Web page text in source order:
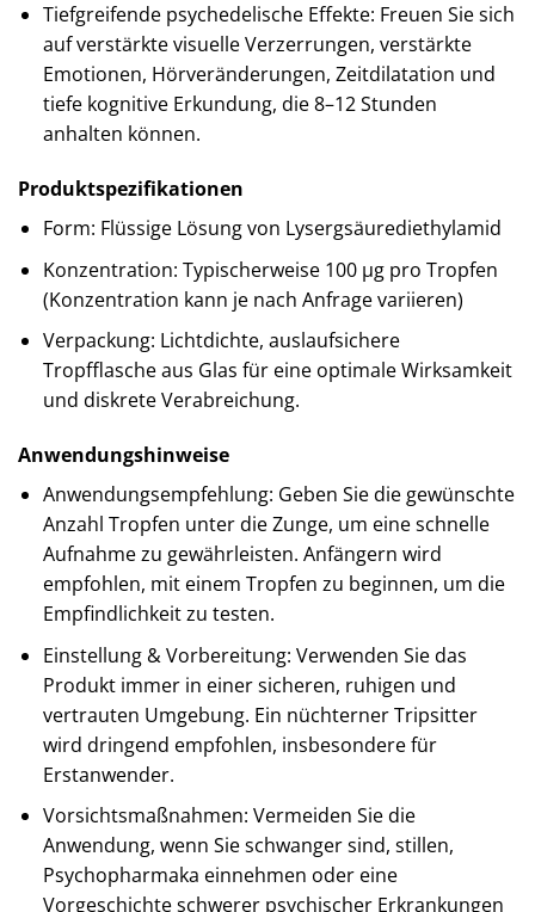
Tiefgreifende psychedelische Effekte: Freuen Sie sich
auf verstärkte visuelle Verzerrungen, verstärkte
Emotionen, Hörveränderungen, Zeitdilatation und
tiefe kognitive Erkundung, die 8–12 Stunden
anhalten können.
Produktspezifikationen
Form: Flüssige Lösung von Lysergsäurediethylamid
Konzentration: Typischerweise 100 µg pro Tropfen
(Konzentration kann je nach Anfrage variieren)
Verpackung: Lichtdichte, auslaufsichere
Tropfflasche aus Glas für eine optimale Wirksamkeit
und diskrete Verabreichung.
Anwendungshinweise
Anwendungsempfehlung: Geben Sie die gewünschte
Anzahl Tropfen unter die Zunge, um eine schnelle
Aufnahme zu gewährleisten. Anfängern wird
empfohlen, mit einem Tropfen zu beginnen, um die
Empfindlichkeit zu testen.
Einstellung & Vorbereitung: Verwenden Sie das
Produkt immer in einer sicheren, ruhigen und
vertrauten Umgebung. Ein nüchterner Tripsitter
wird dringend empfohlen, insbesondere für
Erstanwender.
Vorsichtsmaßnahmen: Vermeiden Sie die
Anwendung, wenn Sie schwanger sind, stillen,
Psychopharmaka einnehmen oder eine
Vorgeschichte schwerer psychischer Erkrankungen